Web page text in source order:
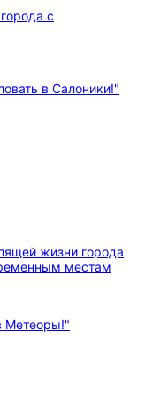
с
жизни города
местам